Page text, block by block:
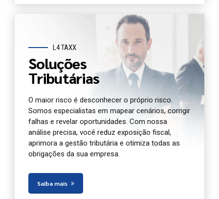
L4 TAXX
Soluções
Tributárias
O maior risco é desconhecer o próprio risco.
Somos especialistas em mapear cenários, corrigir
falhas e revelar oportunidades. Com nossa
análise precisa, você reduz exposição fiscal,
aprimora a gestão tributária e otimiza todas as
obrigações da sua empresa.
Saiba mais